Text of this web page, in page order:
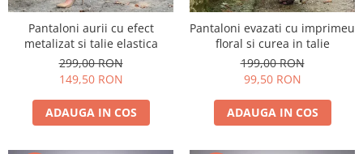
Pantaloni aurii cu efect
metalizat si talie elastica
299,00 RON
149,50 RON
ADAUGA IN COS
Pantaloni evazati cu imprimeu
floral si curea in talie
199,00 RON
99,50 RON
ADAUGA IN COS